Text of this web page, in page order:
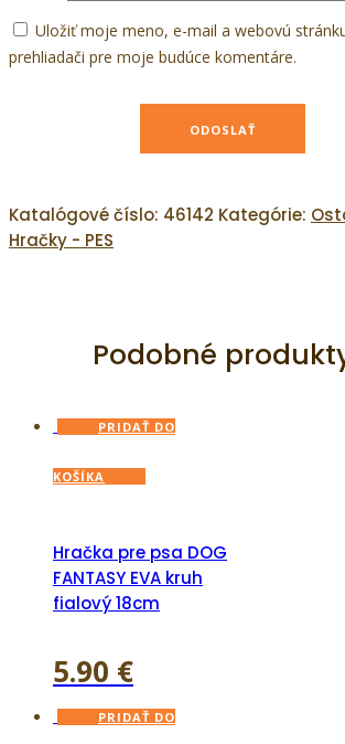
Uložiť moje meno, e-mail a webovú
prehliadači pre moje budúce komentáre.
Katalógové číslo: 46142 Kategórie:
Hračky - PES
Podobné
PRIDAŤ DO
KOŠÍKA
Hračka pre psa DOG
FANTASY EVA kruh
fialový 18cm
5.90 €
PRIDAŤ DO